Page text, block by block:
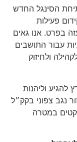
הסינגל החדש
פעילות
אנו גאים
עבור התושבים
ולחיזוק
וליהנות
צפוני בקק״ל
במטרה